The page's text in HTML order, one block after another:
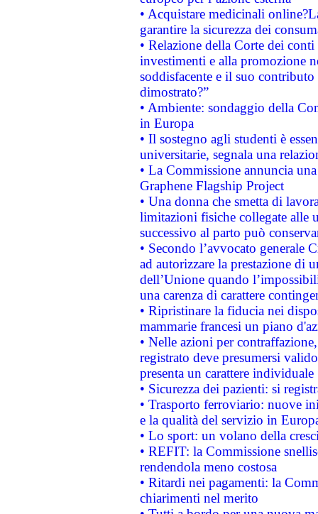
• Acquistare medicinali
garantire la sicurezza dei
• Relazione della Corte dei
investimenti e alla promozione
soddisfacente e il suo
dimostrato?”
• Ambiente: sondaggio della
in Europa
• Il sostegno agli studenti è
universitarie, segnala una
• La Commissione annuncia
Graphene Flagship Project
• Una donna che smetta di
limitazioni fisiche collegate alle
successivo al parto può
• Secondo l’avvocato
ad autorizzare la prestazione di
dell’Unione quando
una carenza di carattere
• Ripristinare la fiducia nei
mammarie francesi un piano
• Nelle azioni per
registrato deve presumersi
presenta un carattere individuale
• Sicurezza dei pazienti: si
• Trasporto ferroviario: nuove
e la qualità del servizio in
• Lo sport: un volano della
• REFIT: la Commissione
rendendola meno costosa
• Ritardi nei pagamenti: la
chiarimenti nel merito